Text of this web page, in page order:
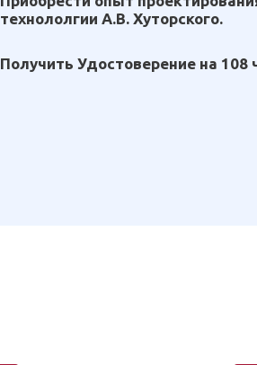
технололгии А.В. Хуторского.
Получить Удостоверение на 108